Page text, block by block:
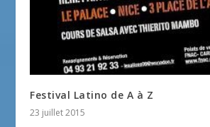
Festival Latino de A à Z
23 juillet 2015